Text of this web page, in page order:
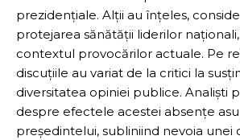
prezidențiale. Alții au înțeles,
protejarea sănătății liderilor
contextul provocărilor actuale. Pe
discuțiile au variat de la critici la
diversitatea opiniei publice. Analiști
despre efectele acestei absențe
președintelui, subliniind nevoia unei